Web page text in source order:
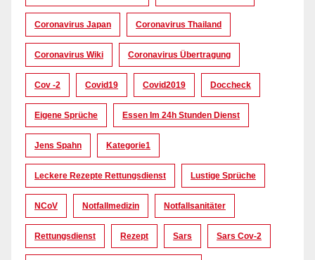
Coronavirus Japan Coronavirus Thailand
Coronavirus Wiki Coronavirus Übertragung
Cov -2 Covid19 Covid2019 Doccheck
Eigene Sprüche Essen Im 24h Stunden Dienst
Jens Spahn Kategorie1
Leckere Rezepte Rettungsdienst Lustige Sprüche
NCoV Notfallmedizin Notfallsanitäter
Rettungsdienst Rezept Sars Sars Cov-2